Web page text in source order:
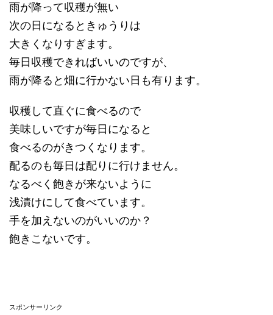
雨が降って収穫が無い
次の日になるときゅうりは
大きくなりすぎます。
毎日収穫できればいいのですが、
雨が降ると畑に行かない日も有ります。
収穫して直ぐに食べるので
美味しいですが毎日になると
食べるのがきつくなります。
配るのも毎日は配りに行けません。
なるべく飽きが来ないように
浅漬けにして食べています。
手を加えないのがいいのか？
飽きこないです。
スポンサーリンク